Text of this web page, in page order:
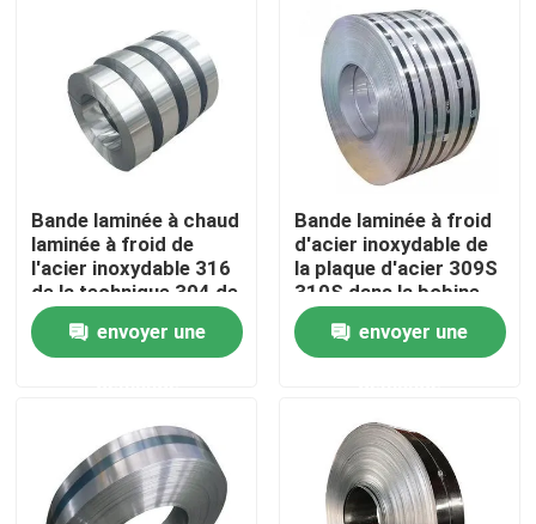
Accueil
Contacts
Bande laminée à chaud
laminée à froid de
l'acier inoxydable 316
de la technique 304 de
la bande 2b en acier
principaleenvoyer une
Bande laminée à froid
d'acier inoxydable de
la plaque d'acier 309S
310S dans la bobine
envoyer une